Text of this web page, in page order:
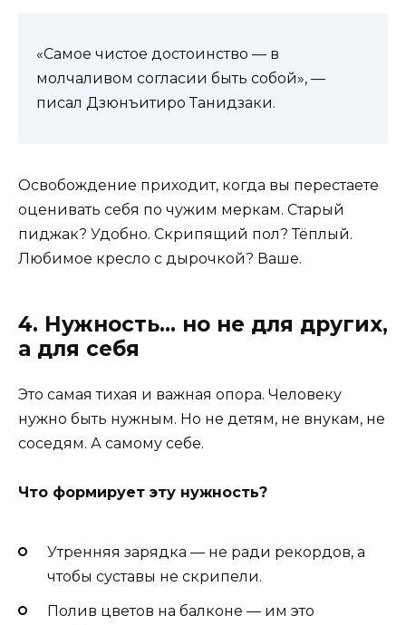
«Самое чистое достоинство — в
молчаливом согласии быть собой», —
писал Дзюнъитиро Танидзаки.
Освобождение приходит, когда вы перестаете
оценивать себя по чужим меркам. Старый
пиджак? Удобно. Скрипящий пол? Тёплый.
Любимое кресло с дырочкой? Ваше.
4. Нужность… но не для других,
а для себя
Это самая тихая и важная опора. Человеку
нужно быть нужным. Но не детям, не внукам, не
соседям. А самому себе.
Что формирует эту нужность?
Утренняя зарядка — не ради рекордов, а
чтобы суставы не скрипели.
Полив цветов на балконе — им это